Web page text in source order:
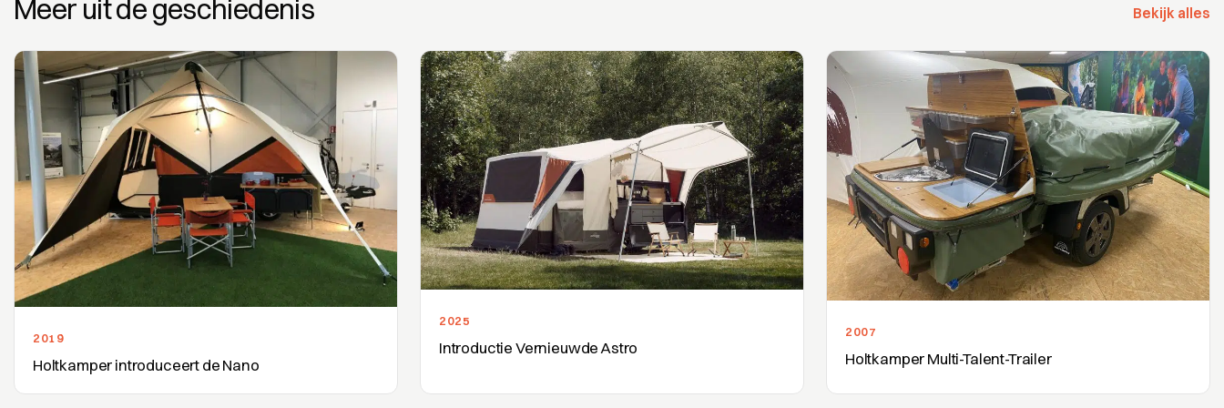
Meer uit de geschiedenis Bekijk alles
2019
Holtkamper introduceert de Nano
2025
Introductie Vernieuwde Astro
2007
Holtkamper Multi-Talent-Trailer